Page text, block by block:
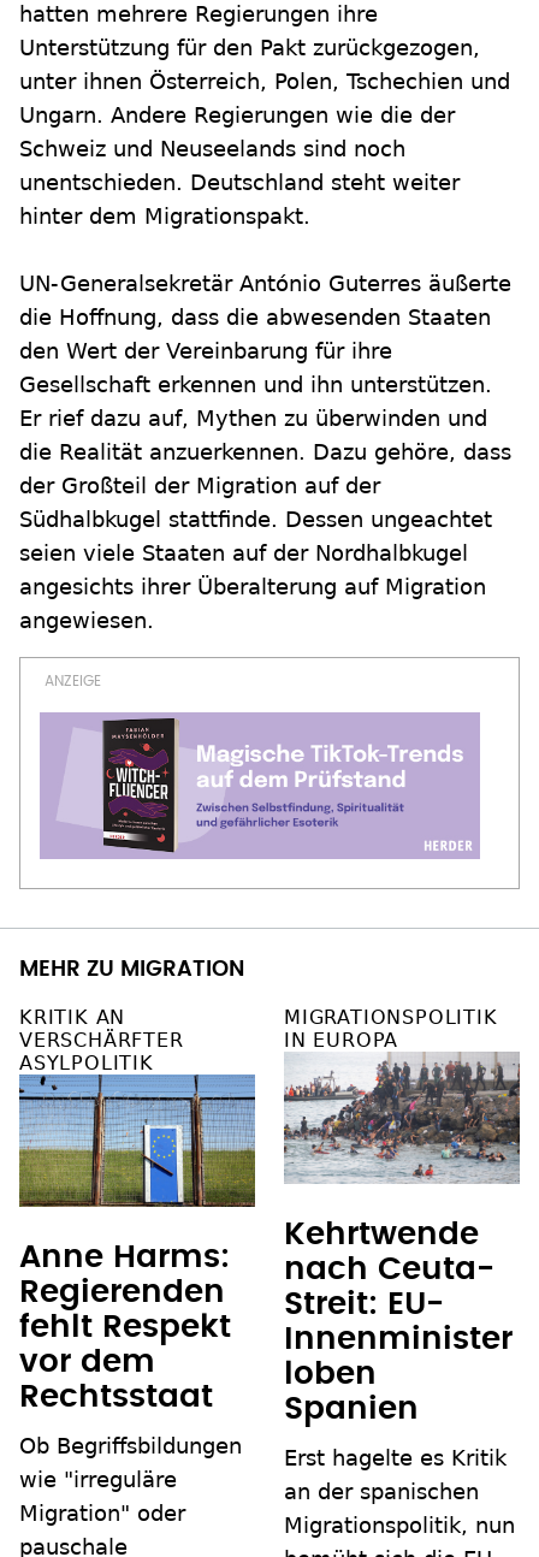
hatten mehrere Regierungen ihre
Unterstützung für den Pakt zurückgezogen,
unter ihnen Österreich, Polen, Tschechien und
Ungarn. Andere Regierungen wie die der
Schweiz und Neuseelands sind noch
unentschieden. Deutschland steht weiter
hinter dem Migrationspakt.
UN-Generalsekretär António Guterres äußerte
die Hoffnung, dass die abwesenden Staaten
den Wert der Vereinbarung für ihre
Gesellschaft erkennen und ihn unterstützen.
Er rief dazu auf, Mythen zu überwinden und
die Realität anzuerkennen. Dazu gehöre, dass
der Großteil der Migration auf der
Südhalbkugel stattfinde. Dessen ungeachtet
seien viele Staaten auf der Nordhalbkugel
angesichts ihrer Überalterung auf Migration
angewiesen.
MEHR ZU MIGRATION
KRITIK AN
VERSCHÄRFTER
ASYLPOLITIK
Anne Harms:
Regierenden
fehlt Respekt
vor dem
Rechtsstaat
Ob Begriffsbildungen
wie "irreguläre
Migration" oder
pauschale
MIGRATIONSPOLITIK
IN EUROPA
Kehrtwende
nach Ceuta-
Streit: EU-
Innenminister
loben
Spanien
Erst hagelte es Kritik
an der spanischen
Migrationspolitik, nun